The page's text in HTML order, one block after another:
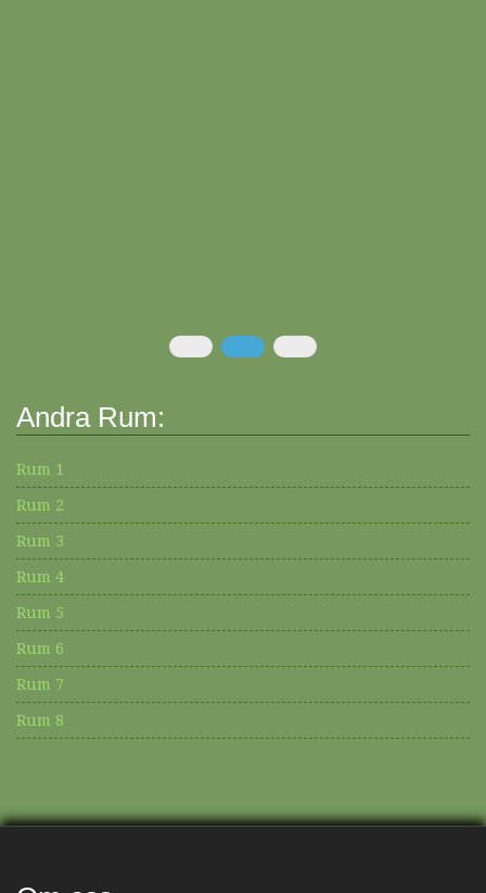
Andra Rum:
Rum 1
Rum 2
Rum 3
Rum 4
Rum 5
Rum 6
Rum 7
Rum 8